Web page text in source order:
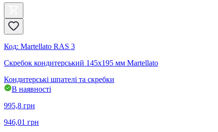
Код: Martellato RAS 3
Скребок кондитерський 145х195 мм Martellato
Кондитерські шпателі та скребки
В наявності
995,8 грн
946,01 грн